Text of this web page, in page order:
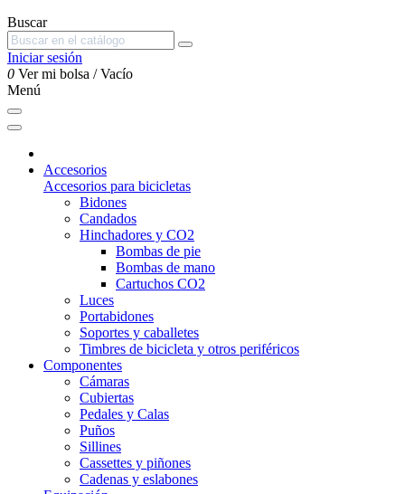
Buscar
Iniciar sesión
0 Ver mi bolsa /Vacío
Menú
Accesorios
Accesorios para bicicletas
Bidones
Candados
Hinchadores y CO2
Bombas de pie
Bombas de mano
Cartuchos CO2
Luces
Portabidones
Soportes y caballetes
Timbres de bicicleta y otros periféricos
Componentes
Cámaras
Cubiertas
Pedales y Calas
Puños
Sillines
Cassettes y piñones
Cadenas y eslabones